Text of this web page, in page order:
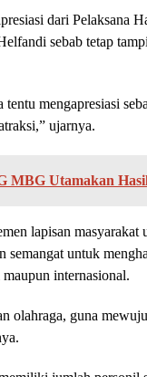
dari Pelaksana
sebab tetap
mengapresiasi
ujarnya.
MBG Utamakan
lapisan masyarakat
semangat untuk
internasional.
olahraga, guna